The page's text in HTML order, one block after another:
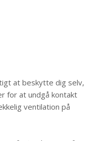
at beskytte dig selv,
for at undgå kontakt
ventilation på